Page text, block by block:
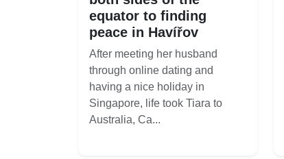
equator to finding
peace in Havířov
After meeting her husband
through online dating and
having a nice holiday in
Singapore, life took Tiara to
Australia, Ca...